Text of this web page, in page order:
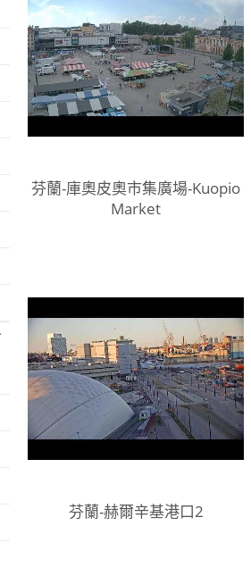
芬蘭-庫奧皮奧市集廣場-Kuopio
Market
芬蘭-赫爾辛基港口2